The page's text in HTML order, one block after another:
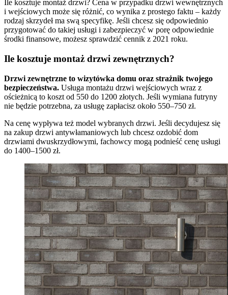
Ile kosztuje montaż drzwi? Cena w przypadku drzwi wewnętrznych
i wejściowych może się różnić, co wynika z prostego faktu – każdy
rodzaj skrzydeł ma swą specyfikę. Jeśli chcesz się odpowiednio
przygotować do takiej usługi i zabezpieczyć w porę odpowiednie
środki finansowe, możesz sprawdzić cennik z 2021 roku.
Ile kosztuje montaż drzwi zewnętrznych?
Drzwi zewnętrzne to wizytówka domu oraz strażnik twojego
bezpieczeństwa. Usługa montażu drzwi wejściowych wraz z
ościeżnicą to koszt od 550 do 1200 złotych. Jeśli wymiana futryny
nie będzie potrzebna, za usługę zapłacisz około 550–750 zł.
Na cenę wypływa też model wybranych drzwi. Jeśli decydujesz się
na zakup drzwi antywłamaniowych lub chcesz ozdobić dom
drzwiami dwuskrzydłowymi, fachowcy mogą podnieść cenę usługi
do 1400–1500 zł.